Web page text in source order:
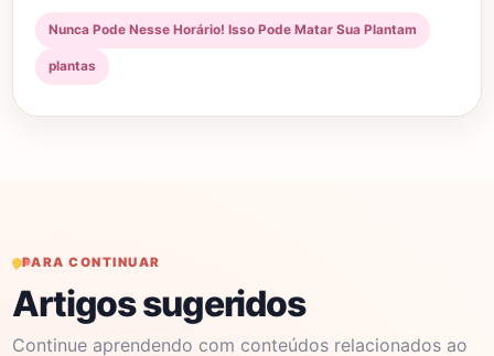
Nunca Pode Nesse Horário! Isso Pode Matar Sua Plantam
plantas
PARA CONTINUAR
Artigos sugeridos
Continue aprendendo com conteúdos relacionados ao